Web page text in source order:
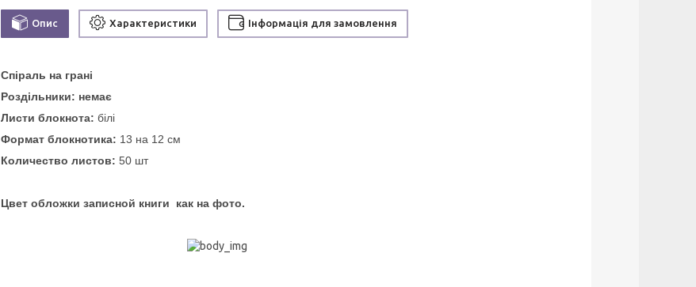
Опис Характеристики Інформація для замовлення
Спіраль на грані
Роздільники: немає
Листи блокнота: білі
Формат блокнотика: 13 на 12 см
Количество листов: 50 шт
Цвет обложки записной книги как на фото.